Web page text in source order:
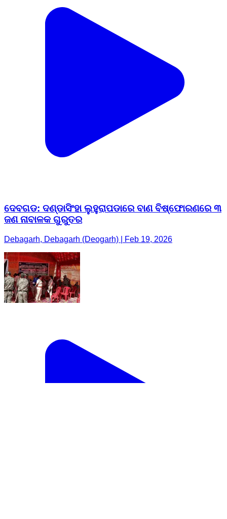
ଦେବଗଡ: ଦଣ୍ଡାସିଂହା ଲୁହୁରାପଡାରେ ବାଣ ବିଷ୍ଫୋରଣରେ ୩
ଜଣ ନାବାଳକ ଗୁରୁତର
Debagarh, Debagarh (Deogarh) | Feb 19, 2026